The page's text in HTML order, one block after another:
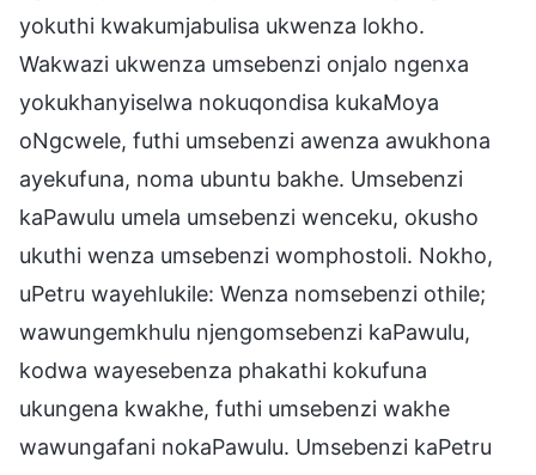
yokuthi kwakumjabulisa ukwenza lokho.
Wakwazi ukwenza umsebenzi onjalo ngenxa
yokukhanyiselwa nokuqondisa kukaMoya
oNgcwele, futhi umsebenzi awenza awukhona
ayekufuna, noma ubuntu bakhe. Umsebenzi
kaPawulu umela umsebenzi wenceku, okusho
ukuthi wenza umsebenzi womphostoli. Nokho,
uPetru wayehlukile: Wenza nomsebenzi othile;
wawungemkhulu njengomsebenzi kaPawulu,
kodwa wayesebenza phakathi kokufuna
ukungena kwakhe, futhi umsebenzi wakhe
wawungafani nokaPawulu. Umsebenzi kaPetru